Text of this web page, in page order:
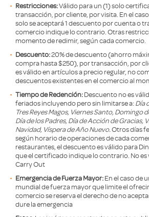
Restricciones:Válido para un (1) solo
transacción, por cliente, por visita. En el
solo se aceptará 1 descuento por cuenta o
comercio indique lo contrario. Otras
momento de redimir, según cada comercio.
Descuento:20% de descuento (ahorro
compra hasta $250), por transacción, por
es válido en artículos a precio regular, no
descuentos existentes en el comercio al
Tiempo de Redención:Descuento no es
feriados incluyendo pero sin limitarse a:Día
Tres Reyes Magos, Viernes Santo, Domingo
Día de los Padres, Día de Acción de Gracias,
Navidad, Víspera de Año Nuevo.Otros días
según horario de operaciones de cada
restaurantes, el descuento es válido para
que el certificado indique lo contrario. No es
Carry Out
Emergencia de Fuerza Mayor:En el caso de
mundial de fuerza mayor que limite el
comercio se reserva el derecho de no
dure la emergencia